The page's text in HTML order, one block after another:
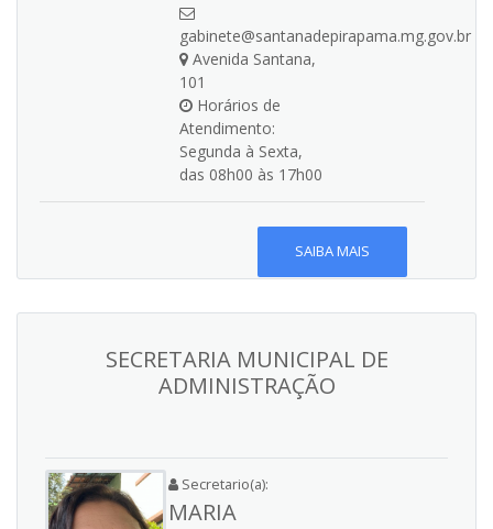
gabinete@santanadepirapama.mg.gov.br
Avenida Santana,
101
Horários de
Atendimento:
Segunda à Sexta,
das 08h00 às 17h00
SAIBA MAIS
SECRETARIA MUNICIPAL DE
ADMINISTRAÇÃO
Secretario(a):
MARIA